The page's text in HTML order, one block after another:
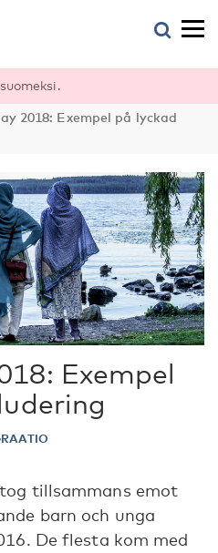
2018: Exempel på lyckad
Exempel
tillsammans emot
barn och unga
De flesta kom med